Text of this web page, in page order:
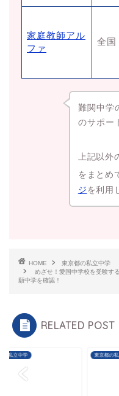
家庭教師アル
ファ
全国
難関中学
のサポー
上記以
をまとめ
ジを利用
HOME
東京都の私立中学
めざせ！愛国中学校を受験す
願中学を確認！
RELATED POST
の私立中学 東京都の